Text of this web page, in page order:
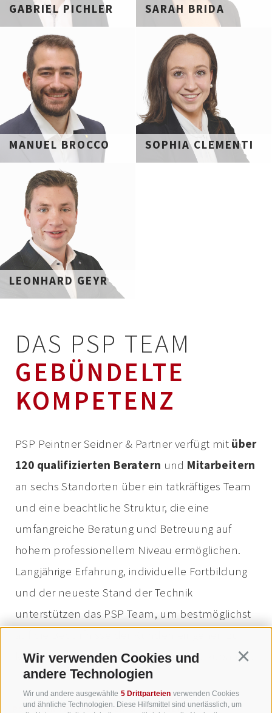
Wir verwenden Cookies und
andere Technologien
Wir und andere ausgewählte 5 Drittparteien verwenden Cookies
und ähnliche Technologien. Diese Hilfsmittel sind unerlässlich, um
GABRIEL PICHLER SARAH BRIDA
MANUEL BROCCO SOPHIA CLEMENTI
LEONHARD GEYR
DAS PSP TEAM
GEBÜNDELTE
KOMPETENZ
PSP Peintner Seidner & Partner verfügt mit über
120 qualifizierten Beratern und Mitarbeitern
an sechs Standorten über ein tatkräftiges Team
und eine beachtliche Struktur, die eine
umfangreiche Beratung und Betreuung auf
hohem professionellem Niveau ermöglichen.
Langjährige Erfahrung, individuelle Fortbildung
und der neueste Stand der Technik
unterstützen das PSP Team, um bestmöglichst
können und gegenseitig Vertrauen aufzubauen.
PSP PEINTNER SEIDNER & PARTNER